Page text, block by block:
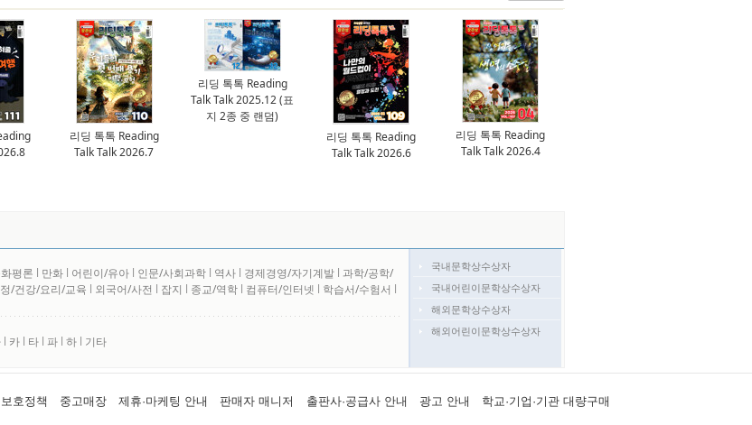
리딩 톡톡 Reading
Talk Talk 2026.7
리딩 톡톡 Reading
Talk Talk 2025.12 (표
지 2종 중 랜덤)
리딩 톡톡 Reading
Talk Talk 2026.6
리딩 톡톡 Reading
Talk Talk 2026.4
평론 l 만화 l 어린이/유아 l 인문/사회과학 l 역사 l 경제경영/자기계발 l 과학/공학/
/건강/요리/교육 l 외국어/사전 l 잡지 l 종교/역학 l 컴퓨터/인터넷 l 학습서/수험서 l
l 카 l 타 l 파 l 하 l 기타
국내문학상수상자
국내어린이문학상수상자
해외문학상수상자
해외어린이문학상수상자
호정책 중고매장 제휴·마케팅 안내 판매자 매니저 출판사·공급사 안내 광고 안내 학교·기업·기관 대량구매